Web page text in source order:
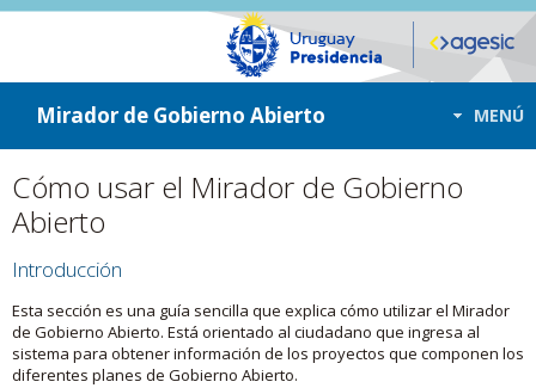
ir a contenido
ir al menú
Mirador de Gobierno Abierto MENÚ
Cómo usar el Mirador de Gobierno
Abierto
Introducción
Esta sección es una guía sencilla que explica cómo utilizar el Mirador
de Gobierno Abierto. Está orientado al ciudadano que ingresa al
sistema para obtener información de los proyectos que componen los
diferentes planes de Gobierno Abierto.